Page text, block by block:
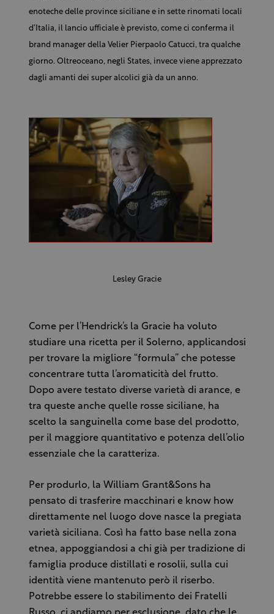
enoteche delle province siciliane e in sette rinomati locali
d’Italia, il lancio ufficiale è previsto, come ci conferma il
brand manager della Velier Pierpaolo Catucci, tra qualche
giorno. Oltreoceano, negli States, invece viene apprezzato
dagli amanti dei super alcolici già da un anno.
Lesley Gracie
Come per l’Hendrick’s la Gracie ha voluto
studiare una ricetta per il Solerno, applicandosi
per trovare la migliore “formula” che potesse
concentrare tutta l’aromaticità del frutto.
Dopo avere testato diverse varietà di arance, e
tra queste anche quelle rosse siciliane, ha
scelto la sanguinella come base del prodotto,
per il maggiore quantitativo e potenza dell’olio
essenziale che la caratteriza.
Per produrlo, la William Grant&Sons ha
pensato di trasferire macchinari e know how
direttamente nel luogo dove nasce la pregiata
varietà siciliana. Così ha fatto base nella zona
etnea, appoggiandosi a chi già per tradizione di
famiglia produce distillati e rosolii, sulla cui
identità viene mantenuto però il riserbo.
Potrebbe essere lo stabilimento dei Fratelli